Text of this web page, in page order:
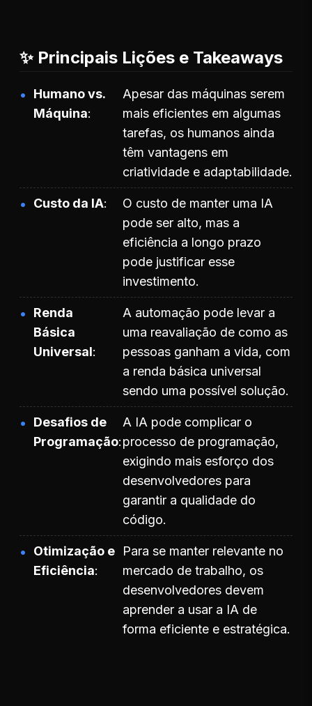
✨ Principais Lições e Takeaways
Humano vs.
Máquina
Apesar das máquinas serem
mais eficientes em algumas
tarefas, os humanos ainda
têm vantagens em
criatividade e adaptabilidade.
Custo da IA
O custo de manter uma IA
pode ser alto, mas a
eficiência a longo prazo
pode justificar esse
investimento.
Renda
Básica
Universal
A automação pode levar a
uma reavaliação de como as
pessoas ganham a vida, com
a renda básica universal
sendo uma possível solução.
Desafios de
Programação
A IA pode complicar o
processo de programação,
exigindo mais esforço dos
desenvolvedores para
garantir a qualidade do
código.
Otimização e
Eficiência
Para se manter relevante no
mercado de trabalho, os
desenvolvedores devem
aprender a usar a IA de
forma eficiente e estratégica.